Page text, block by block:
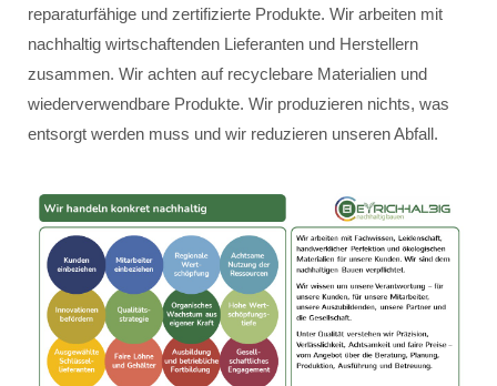
reparaturfähige und zertifizierte Produkte. Wir arbeiten mit
nachhaltig wirtschaftenden Lieferanten und Herstellern
zusammen. Wir achten auf recyclebare Materialien und
wiederverwendbare Produkte. Wir produzieren nichts, was
entsorgt werden muss und wir reduzieren unseren Abfall.